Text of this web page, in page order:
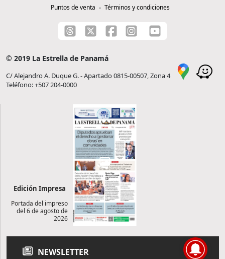
Puntos de venta
Términos y condiciones
© 2019 La Estrella de Panamá
C/ Alejandro A. Duque G. - Apartado 0815-00507, Zona 4
Teléfono: +507 204-0000
Edición Impresa
Portada del impreso
del 6 de agosto de
2026
NEWSLETTER